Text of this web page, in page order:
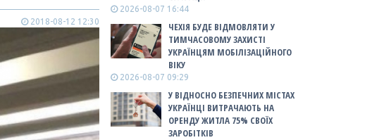
2018-08-12 12:30
2026-08-07 16:44
ЧЕХІЯ БУДЕ ВІДМОВЛЯТИ У
ТИМЧАСОВОМУ ЗАХИСТІ
УКРАЇНЦЯМ МОБІЛІЗАЦІЙНОГО
ВІКУ
2026-08-07 09:29
У ВІДНОСНО БЕЗПЕЧНИХ МІСТАХ
УКРАЇНЦІ ВИТРАЧАЮТЬ НА
ОРЕНДУ ЖИТЛА 75% СВОЇХ
ЗАРОБІТКІВ